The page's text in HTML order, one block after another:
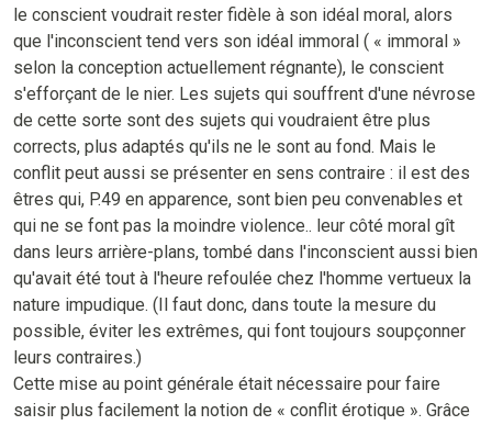
le conscient voudrait rester fidèle à son idéal moral, alors
que l'inconscient tend vers son idéal immoral ( « immoral »
selon la conception actuellement régnante), le conscient
s'efforçant de le nier. Les sujets qui souffrent d'une névrose
de cette sorte sont des sujets qui voudraient être plus
corrects, plus adaptés qu'ils ne le sont au fond. Mais le
conflit peut aussi se présenter en sens contraire : il est des
êtres qui, P.49 en apparence, sont bien peu convenables et
qui ne se font pas la moindre violence.. leur côté moral gît
dans leurs arrière-plans, tombé dans l'inconscient aussi bien
qu'avait été tout à l'heure refoulée chez l'homme vertueux la
nature impudique. (Il faut donc, dans toute la mesure du
possible, éviter les extrêmes, qui font toujours soupçonner
leurs contraires.)
Cette mise au point générale était nécessaire pour faire
saisir plus facilement la notion de « conflit érotique ». Grâce